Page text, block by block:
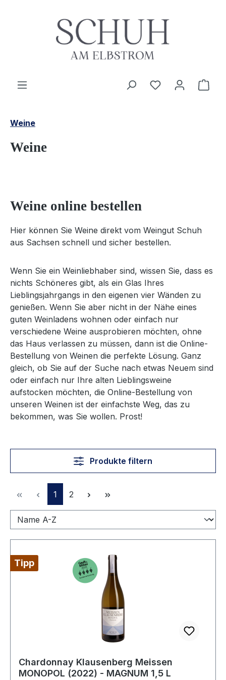
Du hast 0
Weine
Weine
Weine online bestellen
Hier können Sie Weine direkt vom Weingut Schuh
aus Sachsen schnell und sicher bestellen.
Wenn Sie ein Weinliebhaber sind, wissen Sie, dass es
nichts Schöneres gibt, als ein Glas Ihres
Lieblingsjahrgangs in den eigenen vier Wänden zu
genießen. Wenn Sie aber nicht in der Nähe eines
guten Weinladens wohnen oder einfach nur
verschiedene Weine ausprobieren möchten, ohne
das Haus verlassen zu müssen, dann ist die Online-
Bestellung von Weinen die perfekte Lösung. Ganz
gleich, ob Sie auf der Suche nach etwas Neuem sind
oder einfach nur Ihre alten Lieblingsweine
aufstocken möchten, die Online-Bestellung von
unseren Weinen ist der einfachste Weg, das zu
bekommen, was Sie wollen. Prost!
Produkte filtern
Seite
1 Seite
2
Tipp
Chardonnay Klausenberg Meissen
MONOPOL (2022) - MAGNUM 1,5 L